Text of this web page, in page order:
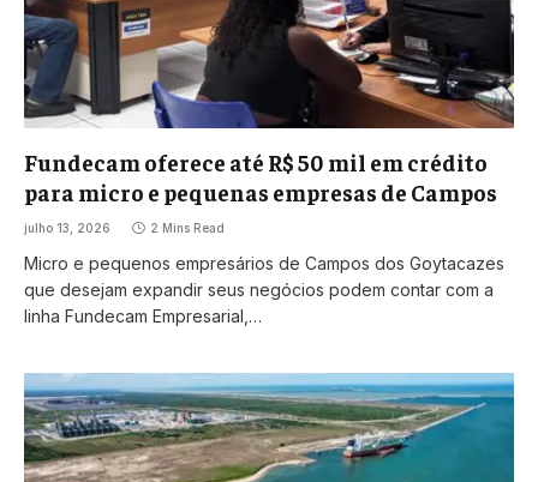
Fundecam oferece até R$ 50 mil em crédito
para micro e pequenas empresas de Campos
julho 13, 2026 2 Mins Read
Micro e pequenos empresários de Campos dos Goytacazes
que desejam expandir seus negócios podem contar com a
linha Fundecam Empresarial,…